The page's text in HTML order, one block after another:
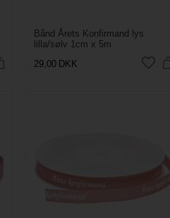
Bånd Årets Konfirmand lys
lilla/sølv 1cm x 5m
29,00 DKK